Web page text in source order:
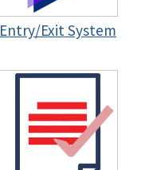
Entry/Exit System